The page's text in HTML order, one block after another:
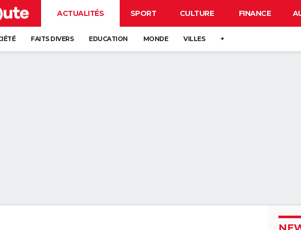
ACTUALITÉS SPORT CULTURE FINANCE
FAITS DIVERS EDUCATION MONDE VILLES +